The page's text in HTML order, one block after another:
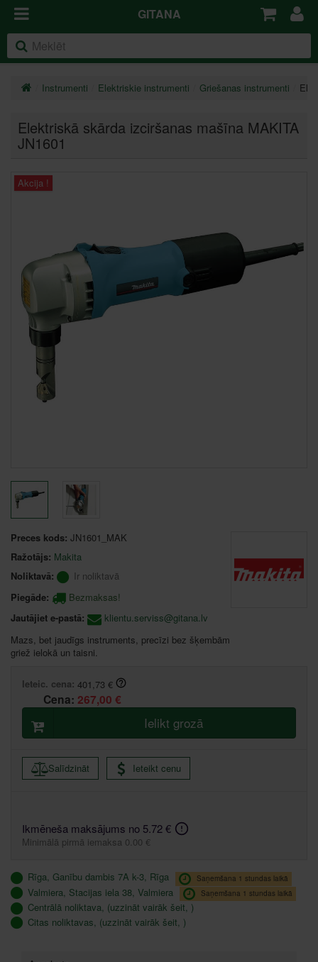
GITANA
Instrumenti Elektriskie instrumenti Griešanas instrumenti
Elektriskā skārda izciršanas mašīna MAKITA
JN1601
Akcija !
Preces kods: JN1601_MAK
Ražotājs: Makita
Noliktavā:
Ir noliktavā
Piegāde:
Bezmaksas!
Jautājiet e-pastā:
klientu.serviss@gitana.lv
Mazs, bet jaudīgs instruments, precīzi bez šķembām
griež ielokā un taisni.
Ieteic. cena: 401,73 €
Cena: 267,00 €
Ielikt grozā
Salīdzināt Ieteikt cenu
Ikmēneša maksājums no 5.72 €
Minimālā pirmā iemaksa 0.00 €
Rīga, Ganību dambis 7A k-3, Rīga Saņemšana 1 stundas laikā
Valmiera, Stacijas iela 38, Valmiera Saņemšana 1 stundas laikā
Centrālā noliktava, (uzzināt vairāk šeit, )
Citas noliktavas, (uzzināt vairāk šeit, )